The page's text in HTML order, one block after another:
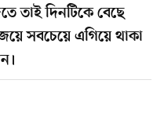
তাই দিনটিকে বেছে
সবচেয়ে এগিয়ে থাকা